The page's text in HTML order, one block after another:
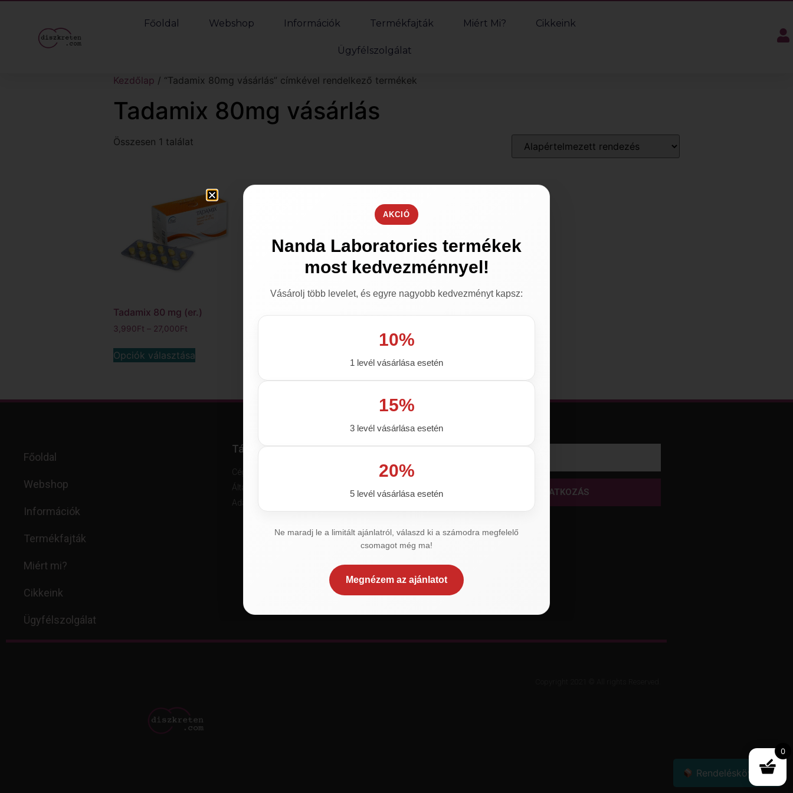
Főoldal Webshop Információk Termékfajták Miért Mi? Cikkeink
Ügyfélszolgálat
Kezdőlap / “Tadamix 80mg vásárlás” címkével rendelkező termékek
Tadamix 80mg vásárlás
Összesen 1 találat
Tadamix 80 mg (er.)
3,990Ft – 27,000Ft
Opciók választása
Főoldal
Webshop
Információk
Termékfajták
Miért mi?
Cikkeink
Ügyfélszolgálat
Támogatás
Cégadatok
Általános Szerződési Feltételek
Adatkezelési Nyilatkozat
FELIRATKOZÁS
Rendeléskövetés
0
AKCIÓ
Nanda Laboratories termékek
most kedvezménnyel!
Vásárolj több levelet, és egyre nagyobb kedvezményt kapsz:
10%
1 levél vásárlása esetén
15%
3 levél vásárlása esetén
20%
5 levél vásárlása esetén
Ne maradj le a limitált ajánlatról, válaszd ki a számodra megfelelő
csomagot még ma!
Megnézem az ajánlatot